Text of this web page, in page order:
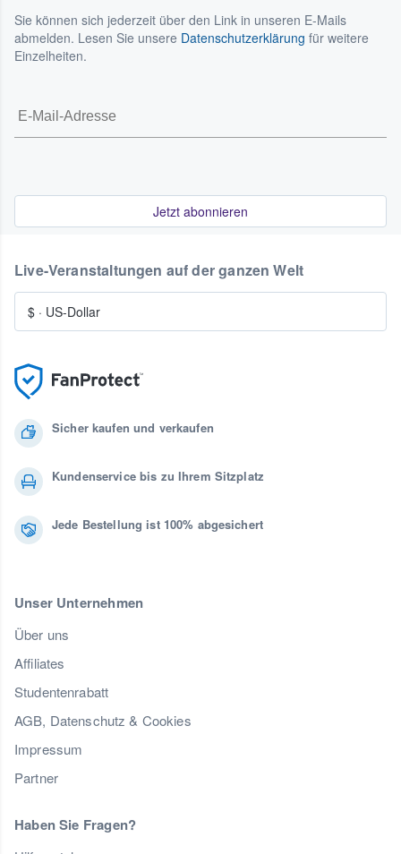
Sie können sich jederzeit über den Link in unseren E-Mails
abmelden. Lesen Sie unsere Datenschutzerklärung für weitere
Einzelheiten.
Jetzt abonnieren
Sicher kaufen und verkaufen
Kundenservice bis zu Ihrem Sitzplatz
Jede Bestellung ist 100% abgesichert
Unser Unternehmen
Über uns
Affiliates
Studentenrabatt
AGB, Datenschutz & Cookies
Impressum
Partner
Haben Sie Fragen?
Live-Veranstaltungen auf der ganzen Welt
$ · US-Dollar